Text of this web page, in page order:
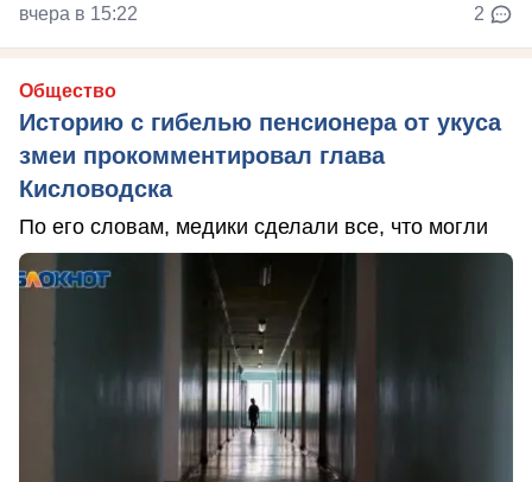
вчера в 15:22 2
Общество
Историю с гибелью пенсионера от укуса
змеи прокомментировал глава
Кисловодска
По его словам, медики сделали все, что могли